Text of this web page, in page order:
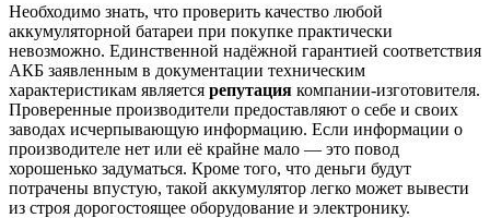
Необходимо знать, что проверить качество любой
аккумуляторной батареи при покупке практически
невозможно. Единственной надёжной гарантией соответствия
АКБ заявленным в документации техническим
характеристикам является репутация компании-изготовителя.
Проверенные производители предоставляют о себе и своих
заводах исчерпывающую информацию. Если информации о
производителе нет или её крайне мало — это повод
хорошенько задуматься. Кроме того, что деньги будут
потрачены впустую, такой аккумулятор легко может вывести
из строя дорогостоящее оборудование и электронику.